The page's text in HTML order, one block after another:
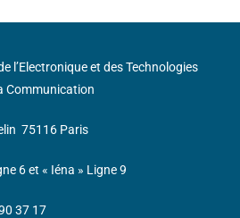
l’Electronique et des Technologies
Communication
75116 Paris
6 et « Iéna » Ligne 9
37 17